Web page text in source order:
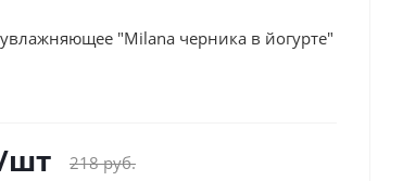
"Milana черника в йогурте"
шт 218руб.